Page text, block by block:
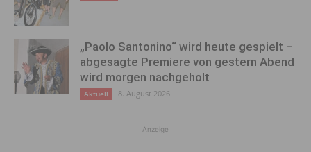
„Paolo Santonino“ wird heute gespielt –
abgesagte Premiere von gestern Abend
wird morgen nachgeholt
Aktuell 8. August 2026
Anzeige